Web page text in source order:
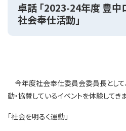
卓話 「2023-24年度 豊中
社会奉仕活動」
今年度社会奉仕委員会委員長として
動・協賛しているイベントを体験してき
「社会を明るく運動」